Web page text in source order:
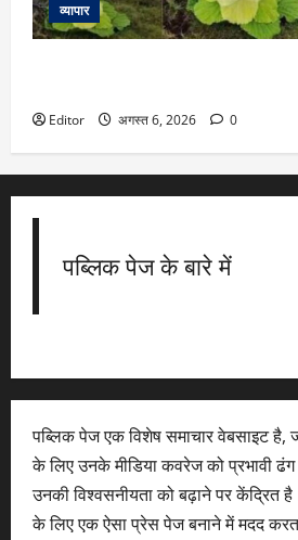
व्यापार
Editor अगस्त 6, 2026 0
पब्लिक पेज के बारे में
पब्लिक पेज एक विशेष समाचार वेबसाइट है,
के लिए उनके मीडिया कवरेज को प्रभावी
उनकी विश्वसनीयता को बढ़ाने पर केंद्रित
के लिए एक ऐसा प्रेस पेज बनाने में मदद